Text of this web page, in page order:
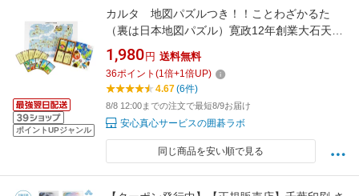
ポイントUPジャンル
カルタ 地図パズルつき！！ことわざかるた
（裏は日本地図パズル）寛政12年創業大石天狗
堂
1,980 円 送料無料
36ポイント (1倍+1倍UP)
4.67(6件)
8/8 12:00までの注文で最短8/9お届け
安心真心サービスの囲碁ラボ
同じ商品を安い順で見る